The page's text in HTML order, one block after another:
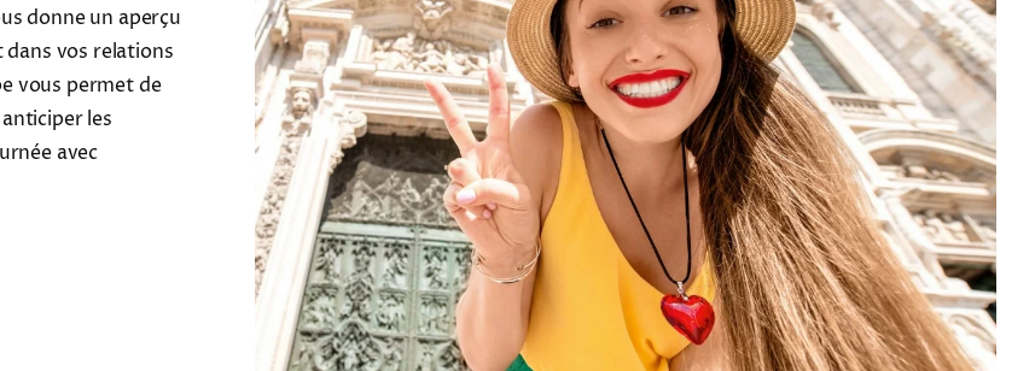
donne un aperçu
vos relations
vous permet de
les
avec